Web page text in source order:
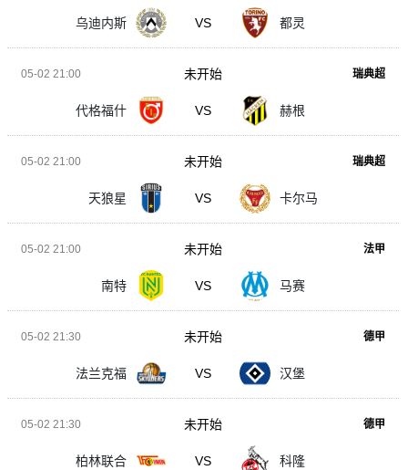
乌迪内斯 VS 都灵
05-02 21:00 瑞典超
代格福什 VS 赫根
未开始
05-02 21:00 瑞典超
天狼星 VS 卡尔马
未开始
05-02 21:00 法甲
南特 VS 马赛
未开始
05-02 21:30 德甲
法兰克福 VS 汉堡
未开始
05-02 21:30 德甲
柏林联合 VS 科隆
未开始